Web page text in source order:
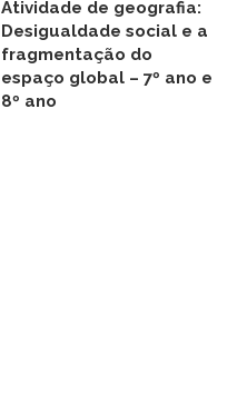
Atividade de geografia:
Desigualdade social e a
fragmentação do
espaço global – 7º ano e
8º ano